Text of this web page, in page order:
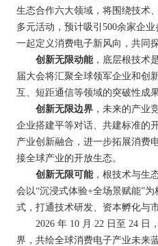
生态合作六大领域，将围绕技术
多元活动，预计吸引500余家企
一起定义消费电子新风向，共同
创新无限动能，底层根技术
届大会将汇聚全球领军企业和创
互、短距通信等领域的突破性成
创新无限边界 ，未来的产业
企业搭建平等对话、共建标准的
产业创新融合，进一步拓展消费
接全球产业的开放生态。
创新无限可能，根技术与生
会以“沉浸式体验+全场景赋能”
式，打通技术研发、资本孵化与
2026 年 10 月 22 日至 24 日
界，共绘全球消费电子产业未来蓝